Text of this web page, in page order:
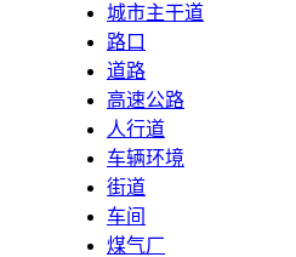
城市主干道
路口
道路
高速公路
人行道
车辆环境
街道
车间
煤气厂